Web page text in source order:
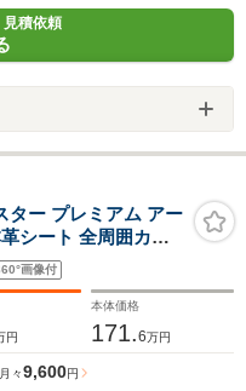
見積依頼
ー プレミアム アー
シート 全周囲カメ
ーダークルーズコン
ト パワーバックドア
ETC 純正
画像付
円
本体価格
171.6万円
月々9,600円